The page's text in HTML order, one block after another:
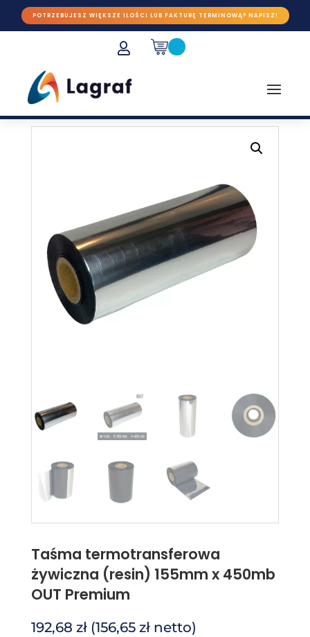
POTRZEBUJESZ WIĘKSZE ILOŚCI LUB FAKTURĘ TERMINOWĄ? NAPISZ!

Taśma termotransferowa
żywiczna (resin) 155mm x 450mb
OUT Premium
192,68 zł (156,65 złnetto)